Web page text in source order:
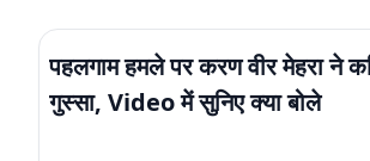
पहलगाम हमले पर करण वीर मेहरा ने
गुस्सा, Video में सुनिए क्या बोले